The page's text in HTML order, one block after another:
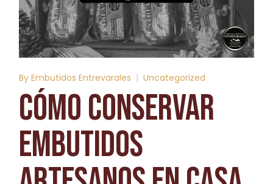
By Embutidos Entrevarales Uncategorized
CÓMO CONSERVAR
EMBUTIDOS